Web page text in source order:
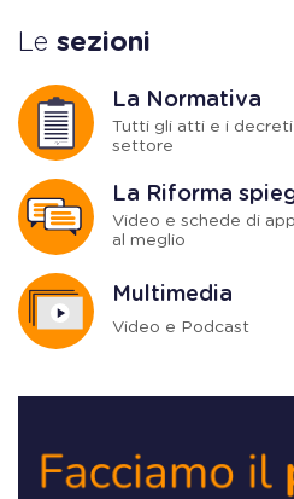
Le sezioni
La Normativa
Tutti gli atti e i
settore
La Riforma
Video e schede di
al meglio
Multimedia
Video e Podcast